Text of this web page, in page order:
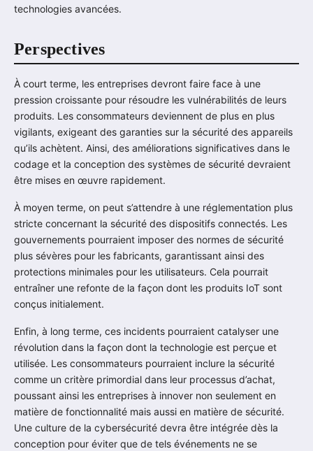
technologies avancées.
Perspectives
À court terme, les entreprises devront faire face à une
pression croissante pour résoudre les vulnérabilités de leurs
produits. Les consommateurs deviennent de plus en plus
vigilants, exigeant des garanties sur la sécurité des appareils
qu’ils achètent. Ainsi, des améliorations significatives dans le
codage et la conception des systèmes de sécurité devraient
être mises en œuvre rapidement.
À moyen terme, on peut s’attendre à une réglementation plus
stricte concernant la sécurité des dispositifs connectés. Les
gouvernements pourraient imposer des normes de sécurité
plus sévères pour les fabricants, garantissant ainsi des
protections minimales pour les utilisateurs. Cela pourrait
entraîner une refonte de la façon dont les produits IoT sont
conçus initialement.
Enfin, à long terme, ces incidents pourraient catalyser une
révolution dans la façon dont la technologie est perçue et
utilisée. Les consommateurs pourraient inclure la sécurité
comme un critère primordial dans leur processus d’achat,
poussant ainsi les entreprises à innover non seulement en
matière de fonctionnalité mais aussi en matière de sécurité.
Une culture de la cybersécurité devra être intégrée dès la
conception pour éviter que de tels événements ne se